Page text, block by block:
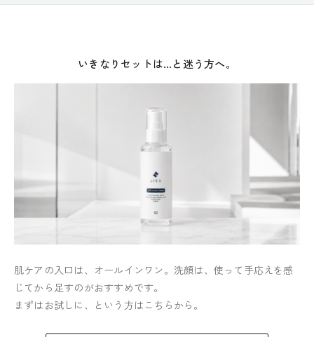
1本ずつ試したい方へ
いきなりセットは…と迷う方へ。
肌ケアの入口は、オールインワン。洗顔は、使って手応えを感
じてから足すのがおすすめです。
まずはお試しに、という方はこちらから。